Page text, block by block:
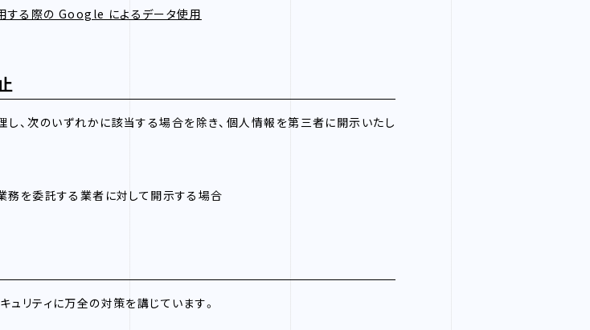
する際の Google によるデータ使用
、次のいずれかに該当する場合を除き、個人情報を第三者に開示いたし
務を委託する業者に対して開示する場合
リティに万全の対策を講じています。